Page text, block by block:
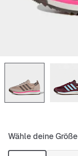
Wähle deine Größe